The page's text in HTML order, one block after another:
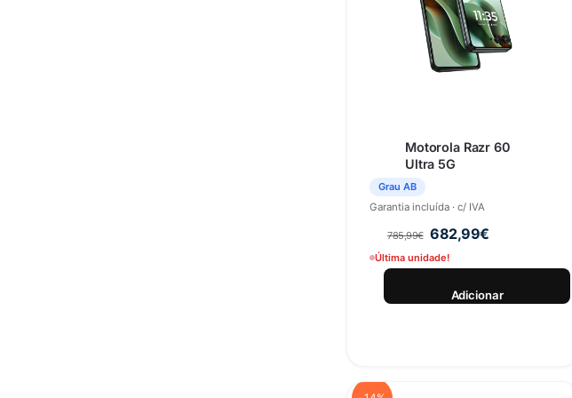
Motorola Razr 60
Ultra 5G
Grau AB
Garantia incluída · c/ IVA
785,99€ 682,99€
Última unidade!
Adicionar